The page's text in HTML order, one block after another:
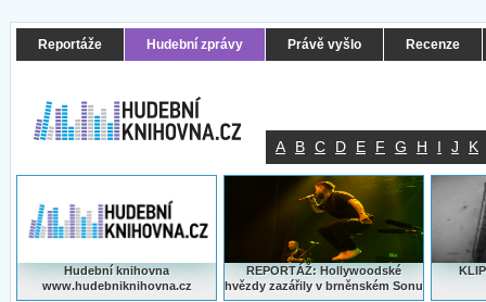
Reportáže Hudební zprávy Právě vyšlo Recenze
A B C D E F G H I J K
Hudební knihovna
www.hudebniknihovna.cz
REPORTÁŽ: Hollywoodské
hvězdy zazářily v brněnském Sonu